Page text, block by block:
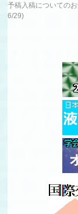
予稿入稿についての
6/29)